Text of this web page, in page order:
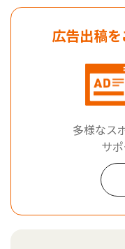
広告出稿
多様なス
サ